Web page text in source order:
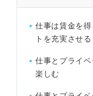
仕事は賃金を
トを充実させる
仕事とプライ
楽しむ
仕事とプライベ
①事務職